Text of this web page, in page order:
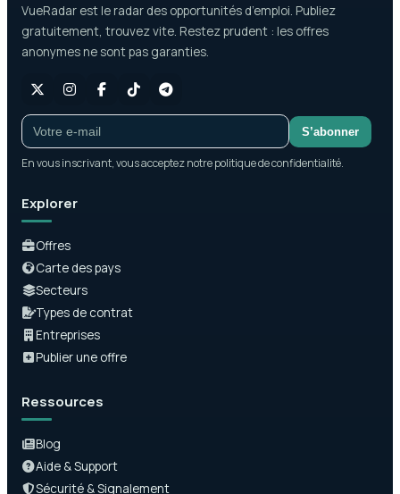
VueRadar est le radar des opportunités d’emploi. Publiez
gratuitement, trouvez vite. Restez prudent : les offres
anonymes ne sont pas garanties.
S’abonner
En vous inscrivant, vous acceptez notre politique de confidentialité.
Explorer
Offres
Carte des pays
Secteurs
Types de contrat
Entreprises
Publier une offre
Ressources
Blog
Aide & Support
Sécurité & Signalement